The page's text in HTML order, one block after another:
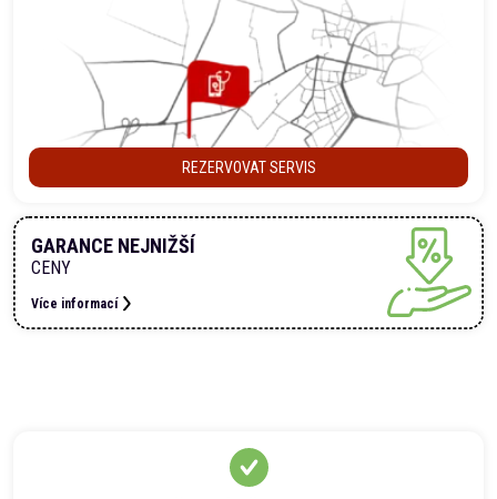
REZERVOVAT SERVIS
GARANCE NEJNIŽŠÍ
CENY
Více informací